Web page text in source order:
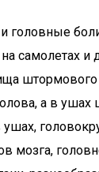
а в ушах